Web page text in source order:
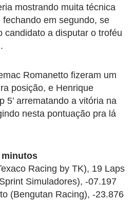
mostrando muita técnica
em segundo, se
candidato a disputar o troféu
Romanetto fizeram um
posição, e Henrique
5’ arrematando a vitória na
nesta pontuação pra lá
minutos
Racing by TK), 19 Laps
Simuladores), -07.197
(Bengutan Racing), -23.876